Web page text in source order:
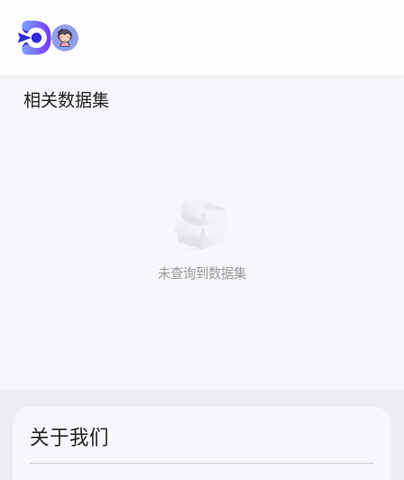
相关数据集
未查询到数据集
关于我们